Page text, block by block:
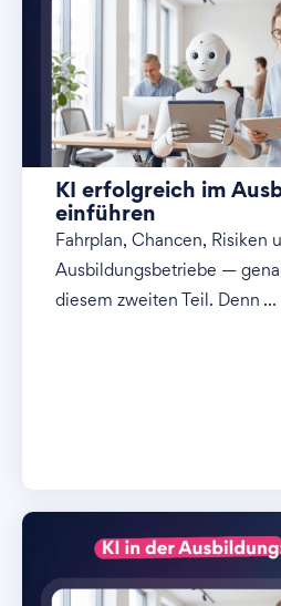
KI erfolgreich im
einführen
Fahrplan, Chancen, Risiken
Ausbildungsbetriebe —
diesem zweiten Teil. Denn ...